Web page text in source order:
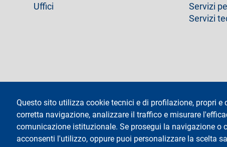
Questo sito utilizza cookie tecnici e di profilazione, propri e
corretta navigazione, analizzare il traffico e misurare
comunicazione istituzionale. Se prosegui la navigazione o
acconsenti l'utilizzo, oppure puoi personalizzare la scelta
Uffici
Servizi
Servizi
Testo
Università degli Studi di Milano
Via Festa del Perdono 7 - 20122 Milano
InformaStudenti
social